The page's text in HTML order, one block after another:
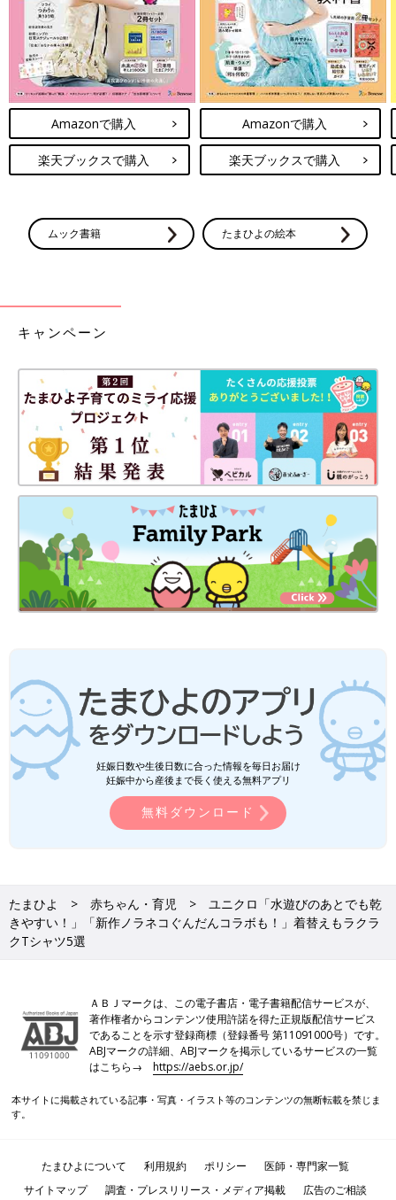
Amazonで購入
楽天ブックスで購入
Amazonで購入
楽天ブックスで購入
ムック書籍 たまひよの絵本
キャンペーン
妊娠日数や生後日数に合った情報を毎日お届け
妊娠中から産後まで長く使える無料アプリ
無料ダウンロード
たまひよ 赤ちゃん・育児
ユニクロ「水遊びのあとでも乾
きやすい！」「新作ノラネコぐんだんコラボも！」着替えもラクラ
クTシャツ5選
ＡＢＪマークは、この電子書店・電子書籍配信サービスが、
著作権者からコンテンツ使用許諾を得た正規版配信サービス
であることを示す登録商標（登録番号 第11091000号）です。
ABJマークの詳細、ABJマークを掲示しているサービスの一覧
はこちら→https://aebs.or.jp/
本サイトに掲載されている記事・写真・イラスト等のコンテンツの無断転載を禁じま
す。
たまひよについて 利用規約 ポリシー
医師・専門家一覧
サイトマップ
調査・プレスリリース・メディア掲載 広告のご相談